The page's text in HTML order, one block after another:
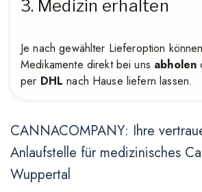
3. Medizin erhalten
Je nach gewählter Lieferoption
Medikamente direkt bei uns abholen
per DHL nach Hause liefern lassen.
CANNACOMPANY: Ihre
Anlaufstelle für medizinisches
Wuppertal